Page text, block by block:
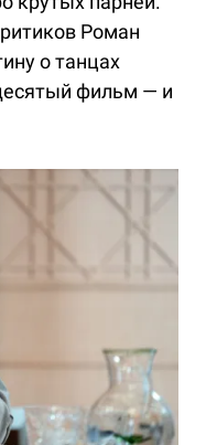
Роман
о танцах
фильм — и